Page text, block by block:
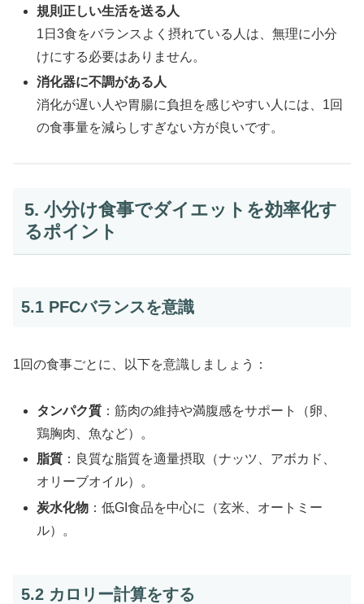
規則正しい生活を送る人
1日3食をバランスよく摂れている人は、無理に小分
けにする必要はありません。
消化器に不調がある人
消化が遅い人や胃腸に負担を感じやすい人には、1回
の食事量を減らしすぎない方が良いです。
5. 小分け食事でダイエットを効率化す
るポイント
5.1 PFCバランスを意識
1回の食事ごとに、以下を意識しましょう：
タンパク質 ：筋肉の維持や満腹感をサポート（卵、
鶏胸肉、魚など）。
脂質 ：良質な脂質を適量摂取（ナッツ、アボカド、
オリーブオイル）。
炭水化物 ：低GI食品を中心に（玄米、オートミー
ル）。
5.2 カロリー計算をする